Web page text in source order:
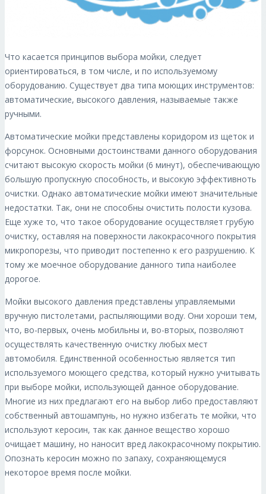
Что касается принципов выбора мойки, следует
ориентироваться, в том числе, и по используемому
оборудованию. Существует два типа моющих инструментов:
автоматические, высокого давления, называемые также
ручными.
Автоматические мойки представлены коридором из щеток и
форсунок. Основными достоинствами данного оборудования
считают высокую скорость мойки (6 минут), обеспечивающую
большую пропускную способность, и высокую эффективноть
очистки. Однако автоматические мойки имеют значительные
недостатки. Так, они не способны очистить полости кузова.
Еще хуже то, что такое оборудование осуществляет грубую
очистку, оставляя на поверхности лакокрасочного покрытия
микропорезы, что приводит постепенно к его разрушению. К
тому же моечное оборудование данного типа наиболее
дорогое.
Мойки высокого давления представлены управляемыми
вручную пистолетами, распыляющими воду. Они хороши тем,
что, во-первых, очень мобильны и, во-вторых, позволяют
осуществлять качественную очистку любых мест
автомобиля. Единственной особенностью является тип
используемого моющего средства, который нужно учитывать
при выборе мойки, использующей данное оборудование.
Многие из них предлагают его на выбор либо предоставляют
собственный автошампунь, но нужно избегать те мойки, что
используют керосин, так как данное вещество хорошо
очищает машину, но наносит вред лакокрасочному покрытию.
Опознать керосин можно по запаху, сохраняющемуся
некоторое время после мойки.